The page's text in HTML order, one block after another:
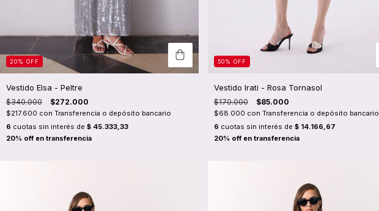
20% OFF
Vestido Elsa - Peltre
$340.000 $272.000
$217.600 con Transferencia o depósito bancario
6 cuotas sin interés de $ 45.333,33
50% OFF
Vestido Irati - Rosa Tornasol
$170.000 $85.000
$68.000 con Transferencia o depósito bancario
6 cuotas sin interés de $ 14.166,67